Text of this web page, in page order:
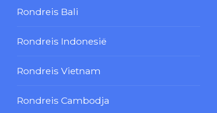
Rondreis Bali
Rondreis Indonesië
Rondreis Vietnam
Rondreis Cambodja